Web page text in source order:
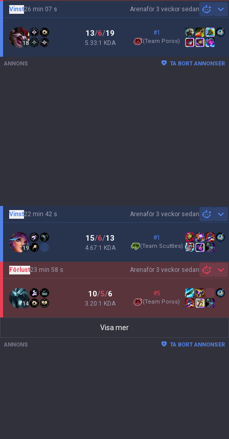
Arenaför 3 veckor sedan
Vinst26 min 07 s
18
13/6/19
5.33:1 KDA
#1
(Team Poros)
ANNONS TA BORT ANNONSER
Arenaför 3 veckor sedan
Vinst22 min 42 s
19
15/6/13
4.67:1 KDA
#1
(Team Scuttles)
Arenaför 3 veckor sedan
Förlust23 min 58 s
14
10/5/6
3.20:1 KDA
#5
(Team Poros)
Visa mer
ANNONS TA BORT ANNONSER